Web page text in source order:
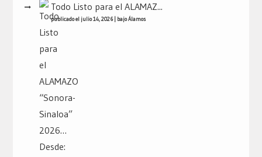
Todo Listo para el ALAMAZ...
publicado el julio 14, 2026| bajoÁlamos